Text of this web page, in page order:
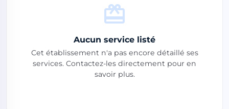
Aucun service listé
Cet établissement n'a pas encore détaillé ses
services. Contactez-les directement pour en
savoir plus.